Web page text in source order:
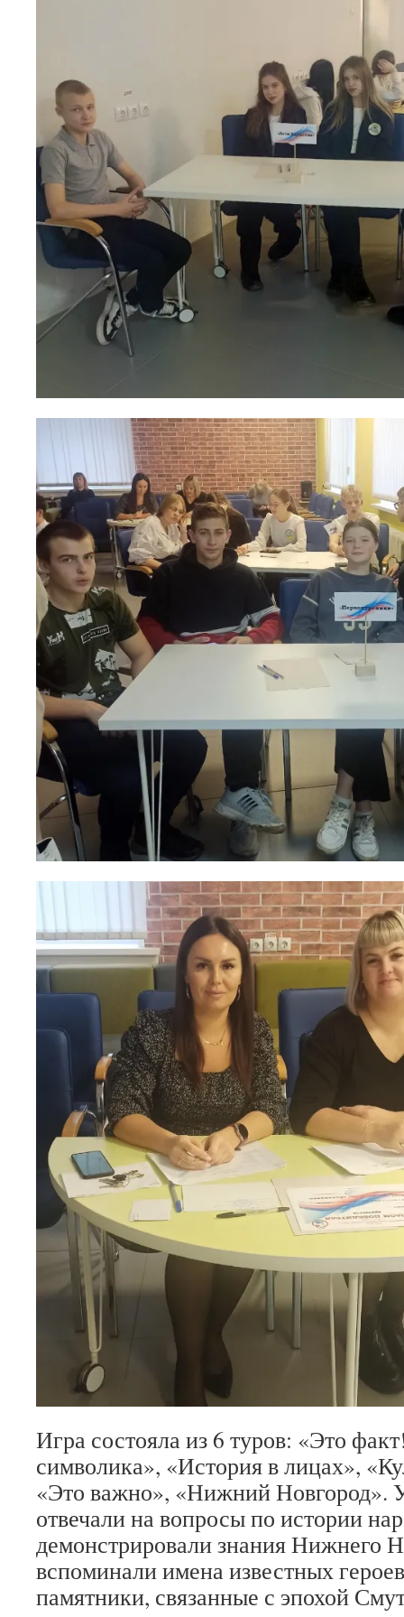
Игра состояла из 6 туров: «Это
символика», «История в лицах»,
«Это важно», «Нижний Новгород».
отвечали на вопросы по истории
демонстрировали знания Нижнего
вспоминали имена известных
памятники, связанные с эпохой